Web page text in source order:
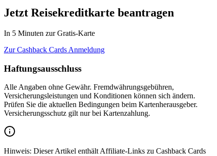
Jetzt Reisekreditkarte beantragen
In 5 Minuten zur Gratis-Karte
Zur Cashback Cards Anmeldung
Haftungsausschluss
Alle Angaben ohne Gewähr. Fremdwährungsgebühren,
Versicherungsleistungen und Konditionen können sich ändern.
Prüfen Sie die aktuellen Bedingungen beim Kartenherausgeber.
Versicherungsschutz gilt nur bei Kartenzahlung.
Hinweis: Dieser Artikel enthält Affiliate-Links zu Cashback Cards